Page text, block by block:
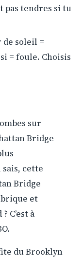
pas tendres si tu
soleil =
= foule. Choisis
sur
Bridge
cette
Bridge
et
C’est à
du Brooklyn